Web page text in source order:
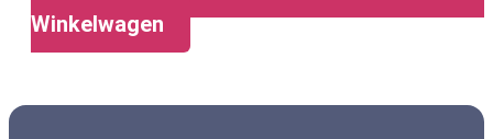
Winkelwagen